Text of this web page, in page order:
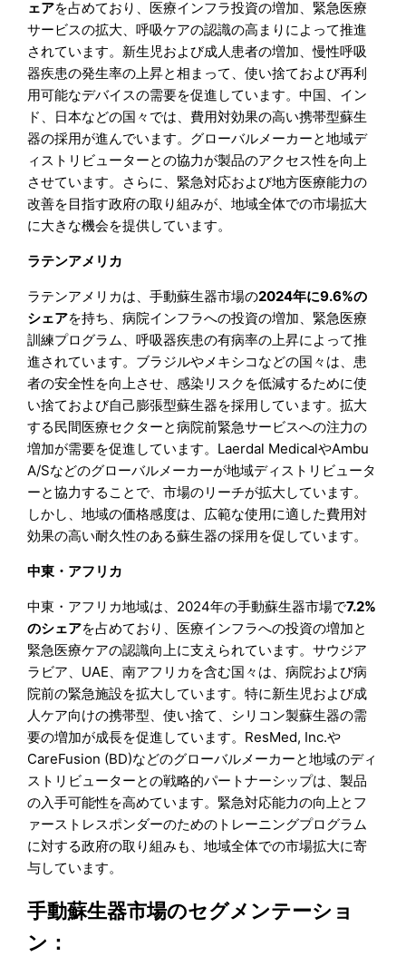
ェアを占めており、医療インフラ投資の増加、緊急医療
サービスの拡大、呼吸ケアの認識の高まりによって推進
されています。新生児および成人患者の増加、慢性呼吸
器疾患の発生率の上昇と相まって、使い捨ておよび再利
用可能なデバイスの需要を促進しています。中国、イン
ド、日本などの国々では、費用対効果の高い携帯型蘇生
器の採用が進んでいます。グローバルメーカーと地域デ
ィストリビューターとの協力が製品のアクセス性を向上
させています。さらに、緊急対応および地方医療能力の
改善を目指す政府の取り組みが、地域全体での市場拡大
に大きな機会を提供しています。
ラテンアメリカ
ラテンアメリカは、手動蘇生器市場の2024年に9.6%の
シェアを持ち、病院インフラへの投資の増加、緊急医療
訓練プログラム、呼吸器疾患の有病率の上昇によって推
進されています。ブラジルやメキシコなどの国々は、患
者の安全性を向上させ、感染リスクを低減するために使
い捨ておよび自己膨張型蘇生器を採用しています。拡大
する民間医療セクターと病院前緊急サービスへの注力の
増加が需要を促進しています。Laerdal MedicalやAmbu
A/Sなどのグローバルメーカーが地域ディストリビュータ
ーと協力することで、市場のリーチが拡大しています。
しかし、地域の価格感度は、広範な使用に適した費用対
効果の高い耐久性のある蘇生器の採用を促しています。
中東・アフリカ
中東・アフリカ地域は、2024年の手動蘇生器市場で7.2%
のシェアを占めており、医療インフラへの投資の増加と
緊急医療ケアの認識向上に支えられています。サウジア
ラビア、UAE、南アフリカを含む国々は、病院および病
院前の緊急施設を拡大しています。特に新生児および成
人ケア向けの携帯型、使い捨て、シリコン製蘇生器の需
要の増加が成長を促進しています。ResMed, Inc.や
CareFusion (BD)などのグローバルメーカーと地域のディ
ストリビューターとの戦略的パートナーシップは、製品
の入手可能性を高めています。緊急対応能力の向上とフ
ァーストレスポンダーのためのトレーニングプログラム
に対する政府の取り組みも、地域全体での市場拡大に寄
与しています。
手動蘇生器市場のセグメンテーショ
ン：